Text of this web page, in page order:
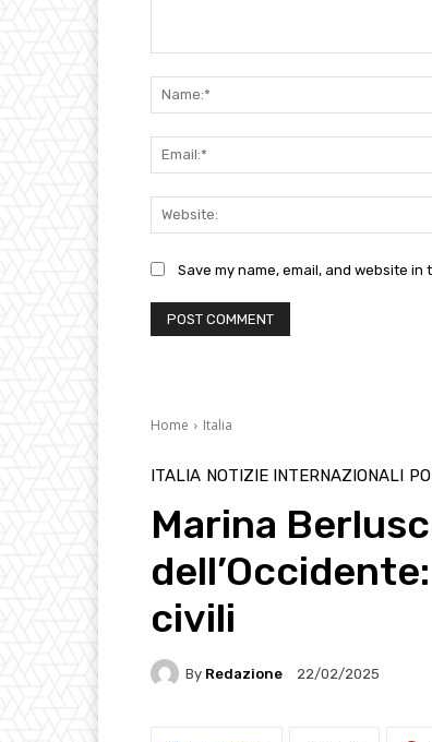
Save my name, email, and website